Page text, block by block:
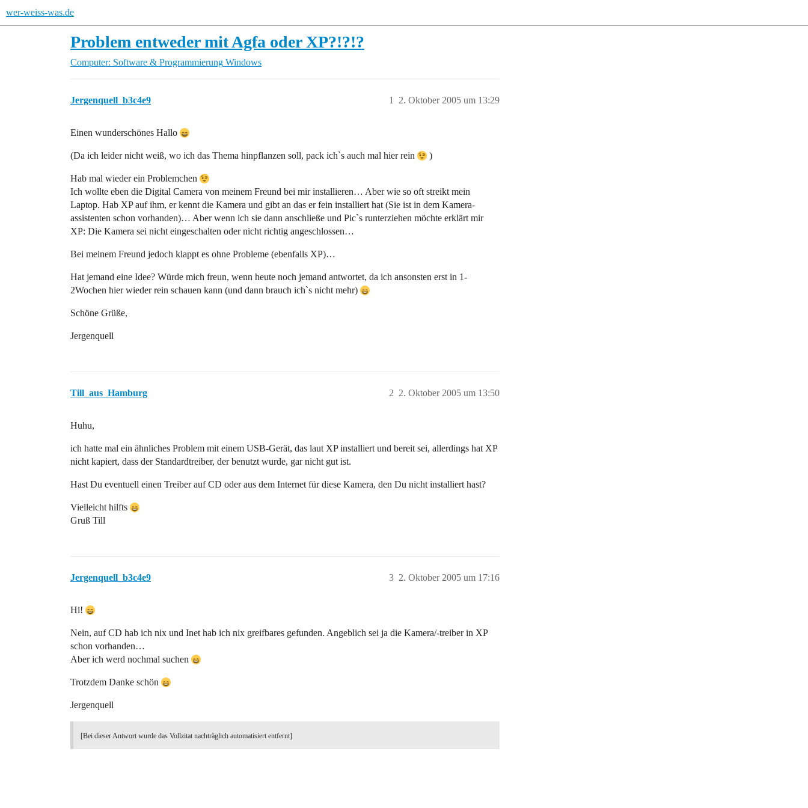
wer-weiss-was.de
Problem entweder mit Agfa oder XP?!?!?
Computer: Software & Programmierung Windows
Jergenquell_b3c4e9 2. Oktober 2005 um 13:29
1
Einen wunderschönes Hallo
(Da ich leider nicht weiß, wo ich das Thema hinpflanzen soll, pack ich`s auch mal hier rein )
Hab mal wieder ein Problemchen
Ich wollte eben die Digital Camera von meinem Freund bei mir installieren… Aber wie so oft streikt mein
Laptop. Hab XP auf ihm, er kennt die Kamera und gibt an das er fein installiert hat (Sie ist in dem Kamera-
assistenten schon vorhanden)… Aber wenn ich sie dann anschließe und Pic`s runterziehen möchte erklärt mir
XP: Die Kamera sei nicht eingeschalten oder nicht richtig angeschlossen…
Bei meinem Freund jedoch klappt es ohne Probleme (ebenfalls XP)…
Hat jemand eine Idee? Würde mich freun, wenn heute noch jemand antwortet, da ich ansonsten erst in 1-
2Wochen hier wieder rein schauen kann (und dann brauch ich`s nicht mehr)
Schöne Grüße,
Jergenquell
Till_aus_Hamburg 2. Oktober 2005 um 13:50
2
Huhu,
ich hatte mal ein ähnliches Problem mit einem USB-Gerät, das laut XP installiert und bereit sei, allerdings hat XP
nicht kapiert, dass der Standardtreiber, der benutzt wurde, gar nicht gut ist.
Hast Du eventuell einen Treiber auf CD oder aus dem Internet für diese Kamera, den Du nicht installiert hast?
Vielleicht hilfts
Gruß Till
Jergenquell_b3c4e9 2. Oktober 2005 um 17:16
3
Hi!
Nein, auf CD hab ich nix und Inet hab ich nix greifbares gefunden. Angeblich sei ja die Kamera/-treiber in XP
schon vorhanden…
Aber ich werd nochmal suchen
Trotzdem Danke schön
Jergenquell
[Bei dieser Antwort wurde das Vollzitat nachträglich automatisiert entfernt]